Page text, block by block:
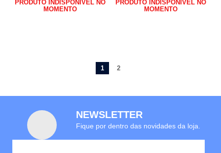
PRODUTO INDISPONÍVEL NO
MOMENTO
PRODUTO INDISPONÍVEL NO
MOMENTO
1 2
NEWSLETTER
Fique por dentro das novidades da loja.